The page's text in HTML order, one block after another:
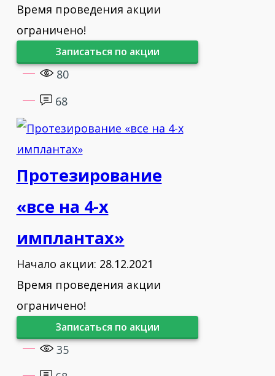
Время проведения акции
ограничено!
Записаться по акции
80
68
Протезирование
«все на 4-х
имплантах»
Начало акции: 28.12.2021
Время проведения акции
ограничено!
Записаться по акции
35